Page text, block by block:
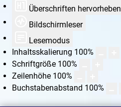
Überschriften hervorheben
Bildschirmleser
Lesemodus
Inhaltsskalierung 100%
Schriftgröße 100%
Zeilenhöhe 100%
Buchstabenabstand 100%